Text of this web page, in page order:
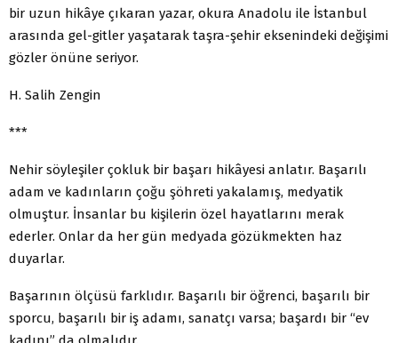
bir uzun hikâye çıkaran yazar, okura Anadolu ile İstanbul
arasında gel-gitler yaşatarak taşra-şehir eksenindeki değişimi
gözler önüne seriyor.
H. Salih Zengin
***
Nehir söyleşiler çokluk bir başarı hikâyesi anlatır. Başarılı
adam ve kadınların çoğu şöhreti yakalamış, medyatik
olmuştur. İnsanlar bu kişilerin özel hayatlarını merak
ederler. Onlar da her gün medyada gözükmekten haz
duyarlar.
Başarının ölçüsü farklıdır. Başarılı bir öğrenci, başarılı bir
sporcu, başarılı bir iş adamı, sanatçı varsa; başardı bir “ev